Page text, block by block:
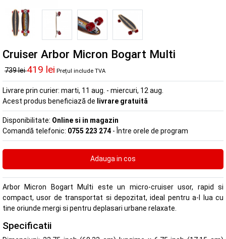
Cruiser Arbor Micron Bogart Multi
739 lei419 lei Prețul include TVA
Livrare prin curier: marti, 11 aug. - miercuri, 12 aug.
Acest produs beneficiază de livrare gratuită
Disponibilitate: Online si in magazin
Comandă telefonic: 0755 223 274 - Între orele de program
Arbor Micron Bogart Multi este un micro-cruiser usor, rapid si
compact, usor de transportat si depozitat, ideal pentru a-l lua cu
tine oriunde mergi si pentru deplasari urbane relaxate.
Specificatii